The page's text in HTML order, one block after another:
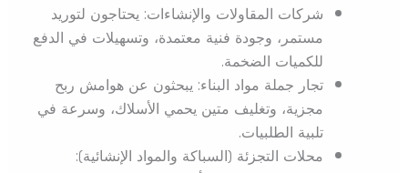
شركات المقاولات والإنشاءات: يحتاجون لتوريد
مستمر، وجودة فنية معتمدة، وتسهيلات في الدفع
للكميات الضخمة.
تجار جملة مواد البناء: يبحثون عن هوامش ربح
مجزية، وتغليف متين يحمي الأسلاك، وسرعة في
تلبية الطلبيات.
محلات التجزئة (السباكة والمواد الإنشائية):